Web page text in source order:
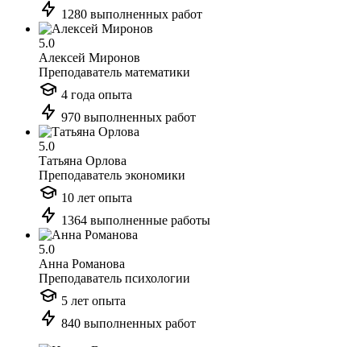
1280 выполненных работ
5.0
Алексей Миронов
Преподаватель математики
4 года опыта
970 выполненных работ
5.0
Татьяна Орлова
Преподаватель экономики
10 лет опыта
1364 выполненные работы
5.0
Анна Романова
Преподаватель психологии
5 лет опыта
840 выполненных работ